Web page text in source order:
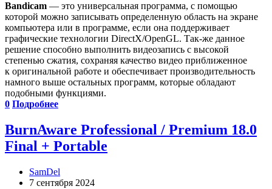
Bandicam — это универсальная программа, с помощью
которой можно записывать определенную область на экране
компьютера или в программе, если она поддерживает
графические технологии DirectX/OpenGL. Так-же данное
решение способно выполнить видеозапись с высокой
степенью сжатия, сохраняя качество видео приближенное
к оригинальной работе и обеспечивает производительность
намного выше остальных программ, которые обладают
подобными функциями.
0 Подробнее
BurnAware Professional / Premium 18.0
Final + Portable
SamDel
7 сентября 2024